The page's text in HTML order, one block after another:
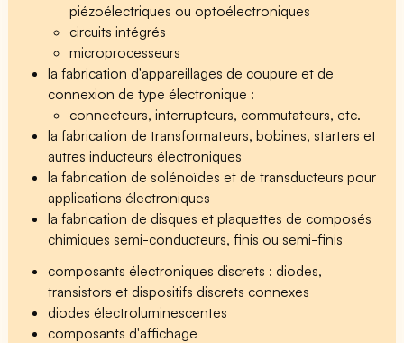
piézoélectriques ou optoélectroniques
circuits intégrés
microprocesseurs
la fabrication d'appareillages de coupure et de
connexion de type électronique :
connecteurs, interrupteurs, commutateurs, etc.
la fabrication de transformateurs, bobines, starters et
autres inducteurs électroniques
la fabrication de solénoïdes et de transducteurs pour
applications électroniques
la fabrication de disques et plaquettes de composés
chimiques semi-conducteurs, finis ou semi-finis
composants électroniques discrets : diodes,
transistors et dispositifs discrets connexes
diodes électroluminescentes
composants d'affichage